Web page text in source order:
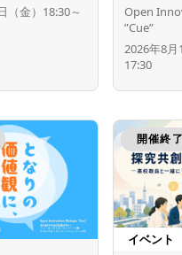
（金）18:30～
Open
”Cue”
2026年8月
17:30
開催終了
イベント